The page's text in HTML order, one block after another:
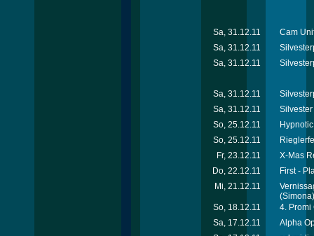
Sa, 31.12.11
Cam
Sa, 31.12.11
Sa, 31.12.11
Sa, 31.12.11
Sa, 31.12.11
So, 25.12.11
So, 25.12.11
Fr, 23.12.11
X-Mas
Do, 22.12.11
First -
Mi, 21.12.11
(Simona)
So, 18.12.11
4. Promi
Sa, 17.12.11
Alpha